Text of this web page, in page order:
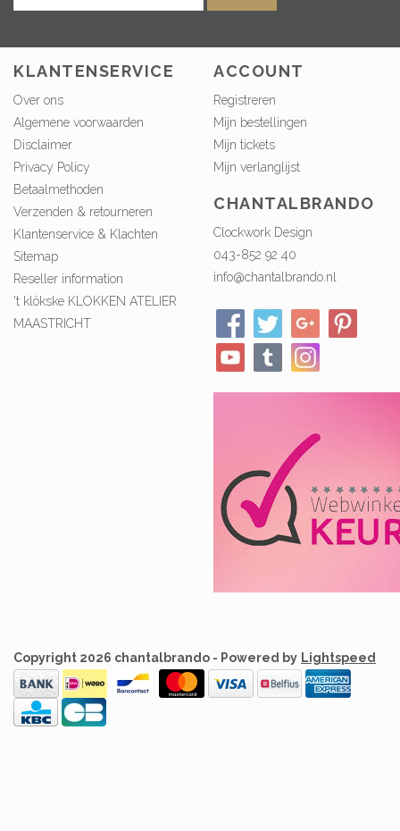
KLANTENSERVICE
Over ons
Algemene voorwaarden
Disclaimer
Privacy Policy
Betaalmethoden
Verzenden & retourneren
Klantenservice & Klachten
Sitemap
Reseller information
't klökske KLOKKEN ATELIER
MAASTRICHT
ACCOUNT
Registreren
Mijn bestellingen
Mijn tickets
Mijn verlanglijst
CHANTALBRANDO
Clockwork Design
043-852 92 40
info@chantalbrando.nl
Copyright 2026 chantalbrando - Powered by Lightspeed